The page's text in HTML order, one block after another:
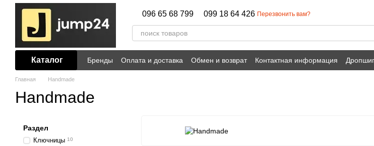
Перейти к основному контенту
096 65 68 799 099 18 64 426 Перезвонить вам?
Каталог Бренды Оплата и доставка Обмен и возврат Контактная информация
Главная Handmade
Handmade
Раздел
Ключницы 10